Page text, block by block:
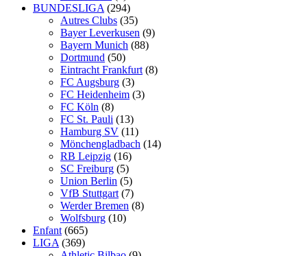
BUNDESLIGA (294)
Autres Clubs (35)
Bayer Leverkusen (9)
Bayern Munich (88)
Dortmund (50)
Eintracht Frankfurt (8)
FC Augsburg (3)
FC Heidenheim (3)
FC Köln (8)
FC St. Pauli (13)
Hamburg SV (11)
Mönchengladbach (14)
RB Leipzig (16)
SC Freiburg (5)
Union Berlin (5)
VfB Stuttgart (7)
Werder Bremen (8)
Wolfsburg (10)
Enfant (665)
LIGA (369)